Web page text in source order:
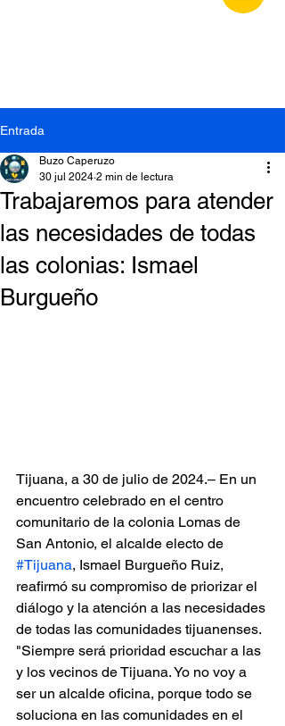
Entrada
Trabajaremos para atender
las necesidades de todas
las colonias: Ismael
Burgueño
Buzo Caperuzo
30 jul 2024 2 min de lectura
Tijuana, a 30 de julio de 2024.– En un
encuentro celebrado en el centro
comunitario de la colonia Lomas de
San Antonio, el alcalde electo de
#Tijuana, Ismael Burgueño Ruiz,
reafirmó su compromiso de priorizar el
diálogo y la atención a las necesidades
de todas las comunidades tijuanenses.
"Siempre será prioridad escuchar a las
y los vecinos de Tijuana. Yo no voy a
ser un alcalde oficina, porque todo se
soluciona en las comunidades en el